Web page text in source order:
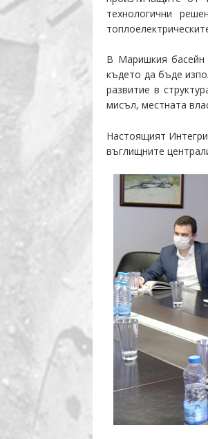
технологични
В Маришкия басейн
където да бъде
развитие в
мисъл, местната
Настоящият
въглищните